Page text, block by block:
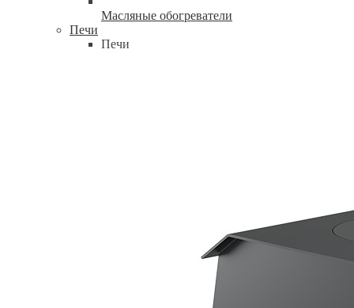
Масляные обогреватели
Печи
Печи